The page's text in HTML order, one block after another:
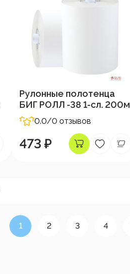
Рулонные полотенца
БИГ РОЛЛ -38 1-сл. 200м
0.0/0 отзывов
473 ₽
1 2 3 4